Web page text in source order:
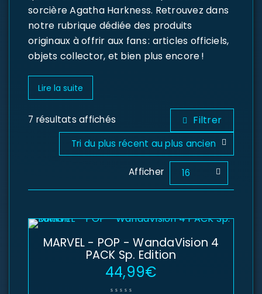
sorcière Agatha Harkness. Retrouvez dans
notre rubrique dédiée des produits
originaux à offrir aux fans : articles officiels,
objets collector, et bien plus encore !
Lire la suite
7 résultats affichés Filtrer
Tri du plus récent au plus ancien
Afficher 16
MARVEL - POP - WandaVision 4
PACK Sp. Edition
44,99€